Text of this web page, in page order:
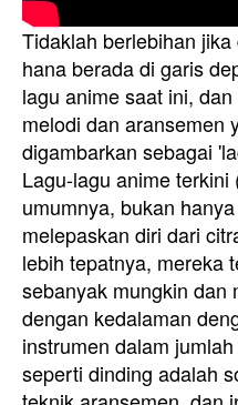
Tidaklah berlebihan
hana berada di garis
lagu anime saat ini,
melodi dan aransemen
digambarkan sebagai
Lagu-lagu anime
umumnya, bukan
melepaskan diri dari
lebih tepatnya, mereka
sebanyak mungkin dan
dengan kedalaman
instrumen dalam
seperti dinding adalah